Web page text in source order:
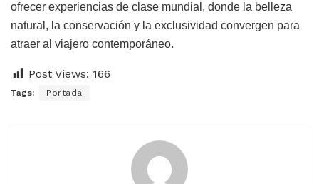
ofrecer experiencias de clase mundial, donde la belleza
natural, la conservación y la exclusividad convergen para
atraer al viajero contemporáneo.
Post Views: 166
Tags: Portada